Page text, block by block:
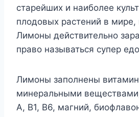
старейших и наиболее
плодовых растений в мире,
Лимоны действительно
право называться супер
Лимоны заполнены
минеральными
А, В1, В6, магний,